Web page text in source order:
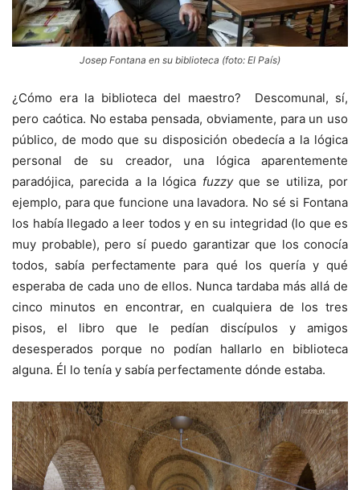
Josep Fontana en su biblioteca (foto: El País)
¿Cómo era la biblioteca del maestro? Descomunal, sí,
pero caótica. No estaba pensada, obviamente, para un uso
público, de modo que su disposición obedecía a la lógica
personal de su creador, una lógica aparentemente
paradójica, parecida a la lógica fuzzyque se utiliza, por
ejemplo, para que funcione una lavadora. No sé si Fontana
los había llegado a leer todos y en su integridad (lo que es
muy probable), pero sí puedo garantizar que los conocía
todos, sabía perfectamente para qué los quería y qué
esperaba de cada uno de ellos. Nunca tardaba más allá de
cinco minutos en encontrar, en cualquiera de los tres
pisos, el libro que le pedían discípulos y amigos
desesperados porque no podían hallarlo en biblioteca
alguna. Él lo tenía y sabía perfectamente dónde estaba.